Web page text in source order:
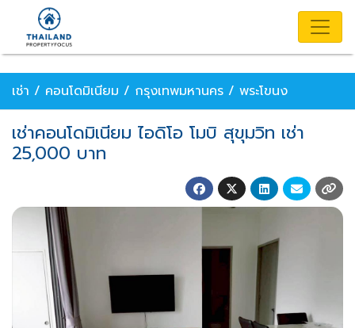
เช่า / คอนโดมิเนียม / กรุงเทพมหานคร / พระโขนง
เช่าคอนโดมิเนียม ไอดิโอ โมบิ สุขุมวิท เช่า
25,000 บาท